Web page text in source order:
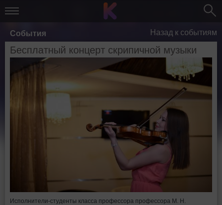
События Назад к событиям
Бесплатный концерт скрипичной музыки
Исполнители-студенты класса профессора профессора М. Н.